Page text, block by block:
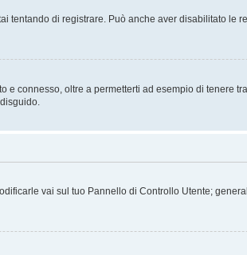
di registrare. Può anche aver disabilitato le
connesso, oltre a permetterti ad esempio di tenere
vai sul tuo Pannello di Controllo Utente;